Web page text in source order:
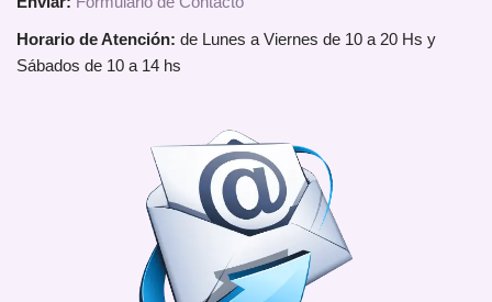
Horario de Atención: de Lunes a Viernes de 10 a 20 Hs y
Sábados de 10 a 14 hs